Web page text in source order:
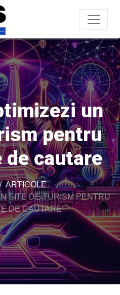
un
pentru
de cautare
ARTICOLE
SITE DE TURISM PENTRU
DE CAUTARE